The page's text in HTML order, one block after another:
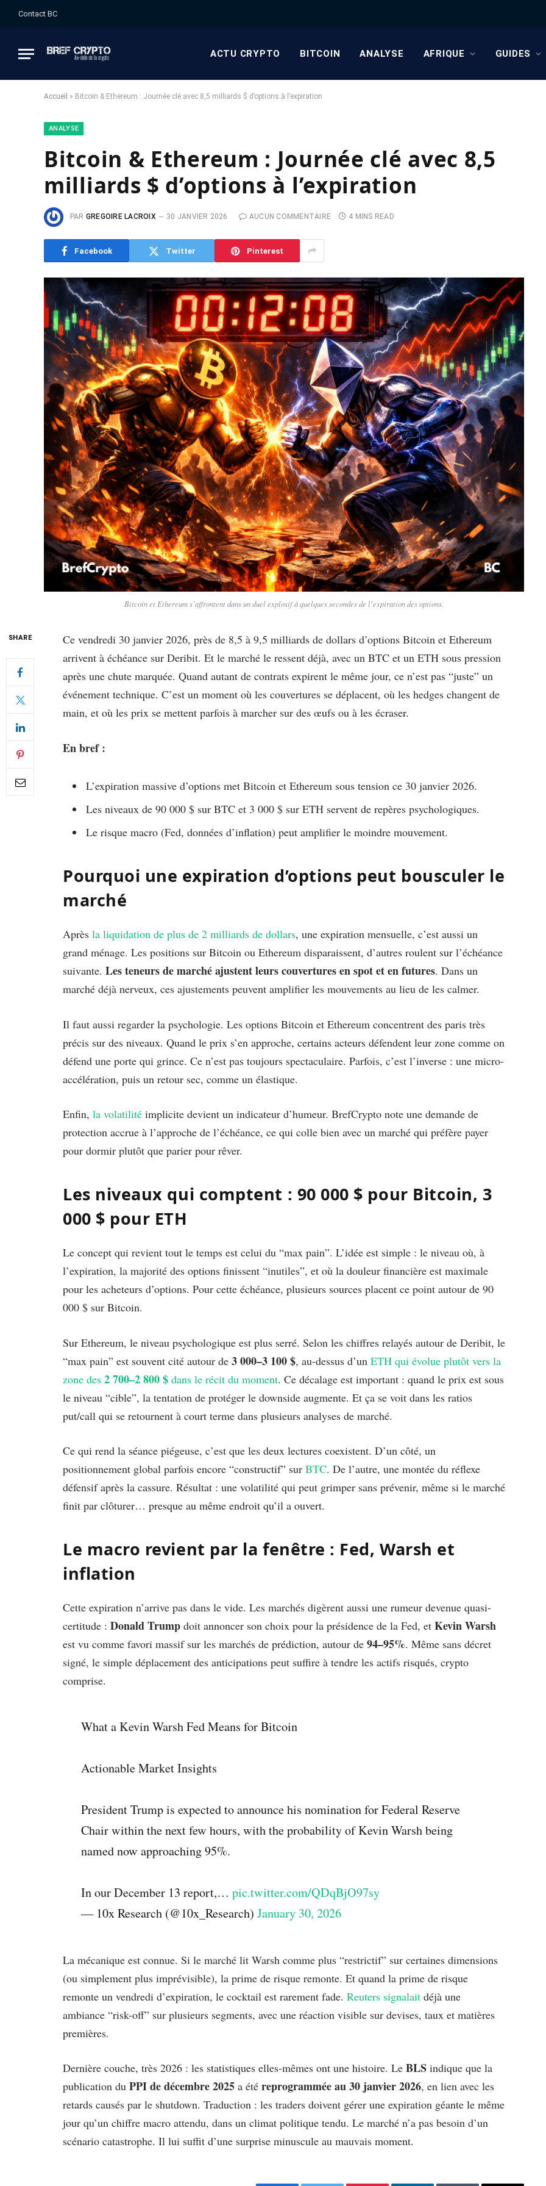
Contact BC
ACTU CRYPTO BITCOIN ANALYSE AFRIQUE GUIDES
Accueil » Bitcoin & Ethereum : Journée clé avec 8,5 milliards $ d’options à l’expiration
ANALYSE
Bitcoin & Ethereum : Journée clé avec 8,5
milliards $ d’options à l’expiration
PAR GREGOIRE LACROIX 30 JANVIER 2026 AUCUN COMMENTAIRE 4 MINS READ
Facebook Twitter Pinterest
Bitcoin et Ethereum s’affrontent dans un duel explosif à quelques secondes de l’expiration des options.
SHARE
Ce vendredi 30 janvier 2026, près de 8,5 à 9,5 milliards de dollars d’options Bitcoin et Ethereum
arrivent à échéance sur Deribit. Et le marché le ressent déjà, avec un BTC et un ETH sous pression
après une chute marquée. Quand autant de contrats expirent le même jour, ce n’est pas “juste” un
événement technique. C’est un moment où les couvertures se déplacent, où les hedges changent de
main, et où les prix se mettent parfois à marcher sur des œufs ou à les écraser.
En bref :
L’expiration massive d’options met Bitcoin et Ethereum sous tension ce 30 janvier 2026.
Les niveaux de 90 000 $ sur BTC et 3 000 $ sur ETH servent de repères psychologiques.
Le risque macro (Fed, données d’inflation) peut amplifier le moindre mouvement.
Pourquoi une expiration d’options peut bousculer le
marché
Après la liquidation de plus de 2 milliards de dollars, une expiration mensuelle, c’est aussi un
grand ménage. Les positions sur Bitcoin ou Ethereum disparaissent, d’autres roulent sur l’échéance
suivante. Les teneurs de marché ajustent leurs couvertures en spot et en futures. Dans un
marché déjà nerveux, ces ajustements peuvent amplifier les mouvements au lieu de les calmer.
Il faut aussi regarder la psychologie. Les options Bitcoin et Ethereum concentrent des paris très
précis sur des niveaux. Quand le prix s’en approche, certains acteurs défendent leur zone comme on
défend une porte qui grince. Ce n’est pas toujours spectaculaire. Parfois, c’est l’inverse : une micro-
accélération, puis un retour sec, comme un élastique.
Enfin, la volatilité implicite devient un indicateur d’humeur. BrefCrypto note une demande de
protection accrue à l’approche de l’échéance, ce qui colle bien avec un marché qui préfère payer
pour dormir plutôt que parier pour rêver.
Les niveaux qui comptent : 90 000 $ pour Bitcoin, 3
000 $ pour ETH
Le concept qui revient tout le temps est celui du “max pain”. L’idée est simple : le niveau où, à
l’expiration, la majorité des options finissent “inutiles”, et où la douleur financière est maximale
pour les acheteurs d’options. Pour cette échéance, plusieurs sources placent ce point autour de 90
000 $ sur Bitcoin.
Sur Ethereum, le niveau psychologique est plus serré. Selon les chiffres relayés autour de Deribit, le
“max pain” est souvent cité autour de 3 000–3 100 $, au-dessus d’un ETH qui évolue plutôt vers la
zone des 2 700–2 800 $ dans le récit du moment. Ce décalage est important : quand le prix est sous
le niveau “cible”, la tentation de protéger le downside augmente. Et ça se voit dans les ratios
put/call qui se retournent à court terme dans plusieurs analyses de marché.
Ce qui rend la séance piégeuse, c’est que les deux lectures coexistent. D’un côté, un
positionnement global parfois encore “constructif” sur BTC. De l’autre, une montée du réflexe
défensif après la cassure. Résultat : une volatilité qui peut grimper sans prévenir, même si le marché
finit par clôturer… presque au même endroit qu’il a ouvert.
Le macro revient par la fenêtre : Fed, Warsh et
inflation
Cette expiration n’arrive pas dans le vide. Les marchés digèrent aussi une rumeur devenue quasi-
certitude : Donald Trump doit annoncer son choix pour la présidence de la Fed, et Kevin Warsh
est vu comme favori massif sur les marchés de prédiction, autour de 94–95%. Même sans décret
signé, le simple déplacement des anticipations peut suffire à tendre les actifs risqués, crypto
comprise.
What a Kevin Warsh Fed Means for Bitcoin
Actionable Market Insights
President Trump is expected to announce his nomination for Federal Reserve
Chair within the next few hours, with the probability of Kevin Warsh being
named now approaching 95%.
In our December 13 report,…pic.twitter.com/QDqBjO97sy
— 10x Research (@10x_Research)January 30, 2026
La mécanique est connue. Si le marché lit Warsh comme plus “restrictif” sur certaines dimensions
(ou simplement plus imprévisible), la prime de risque remonte. Et quand la prime de risque
remonte un vendredi d’expiration, le cocktail est rarement fade. Reuters signalait déjà une
ambiance “risk-off” sur plusieurs segments, avec une réaction visible sur devises, taux et matières
premières.
Dernière couche, très 2026 : les statistiques elles-mêmes ont une histoire. Le BLS indique que la
publication du PPI de décembre 2025 a été reprogrammée au 30 janvier 2026, en lien avec les
retards causés par le shutdown. Traduction : les traders doivent gérer une expiration géante le même
jour qu’un chiffre macro attendu, dans un climat politique tendu. Le marché n’a pas besoin d’un
scénario catastrophe. Il lui suffit d’une surprise minuscule au mauvais moment.